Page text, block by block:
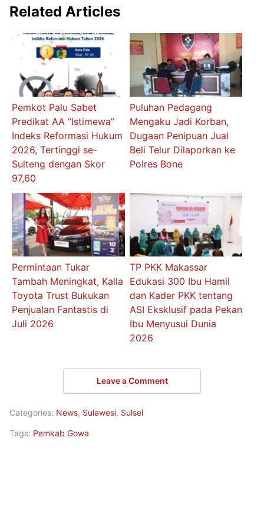
Related Articles
Pemkot Palu Sabet
Predikat AA “Istimewa”
Indeks Reformasi Hukum
2026, Tertinggi se-
Sulteng dengan Skor
97,60
Puluhan Pedagang
Mengaku Jadi Korban,
Dugaan Penipuan Jual
Beli Telur Dilaporkan ke
Polres Bone
Permintaan Tukar
Tambah Meningkat, Kalla
Toyota Trust Bukukan
Penjualan Fantastis di
Juli 2026
TP PKK Makassar
Edukasi 300 Ibu Hamil
dan Kader PKK tentang
ASI Eksklusif pada Pekan
Ibu Menyusui Dunia
2026
Leave a Comment
Categories: News, Sulawesi, Sulsel
Tags: Pemkab Gowa